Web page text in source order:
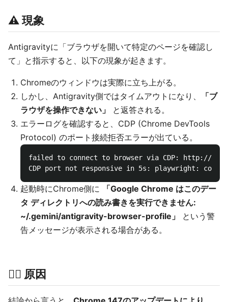
⚠️ 現象
Antigravityに「ブラウザを開いて特定のページを確認し
て」と指示すると、以下の現象が起きます。
Chromeのウィンドウは実際に立ち上がる。
しかし、Antigravity側ではタイムアウトになり、
「ブ
ラウザを操作できない」
と返答される。
エラーログを確認すると、CDP (Chrome DevTools
Protocol) のポート接続拒否エラーが出ている。
failed to connect to browser via CDP: http://
起動時にChrome側に
「Google Chrome はこのデー
タ ディレクトリへの読み書きを実行できません:
~/.gemini/antigravity-browser-profile」
という警
告メッセージが表示される場合がある。
🕵️‍♂️ 原因